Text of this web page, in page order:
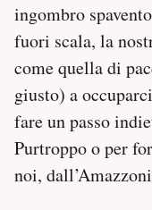
ingombro
fuori scala, la
come quella di
giusto) a
fare un passo
Purtroppo o per
noi,